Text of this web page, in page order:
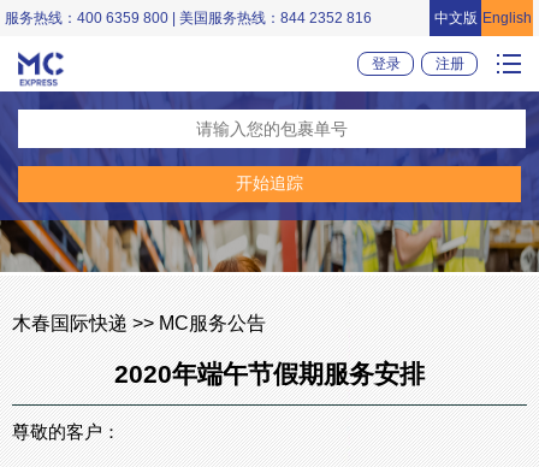
服务热线：400 6359 800 | 美国服务热线：844 2352 816 中文版 English
登录 注册
木春国际快递 >> MC服务公告
2020年端午节假期服务安排
尊敬的客户：